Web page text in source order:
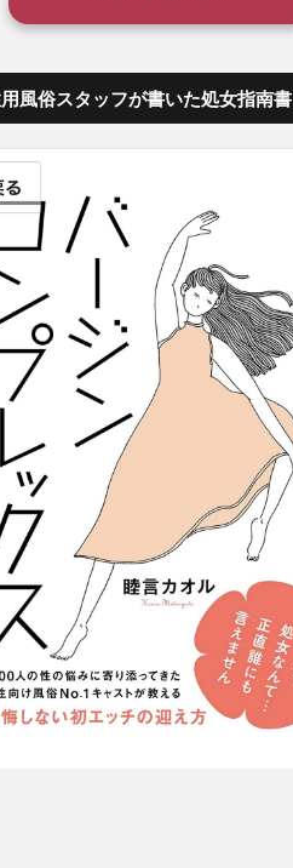
風俗スタッフが書いた処女指南書